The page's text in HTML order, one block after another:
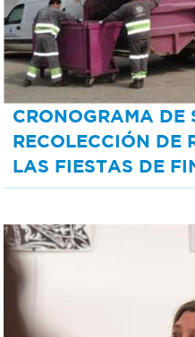
CRONOGRAMA DE
RECOLECCIÓN DE
LAS FIESTAS DE